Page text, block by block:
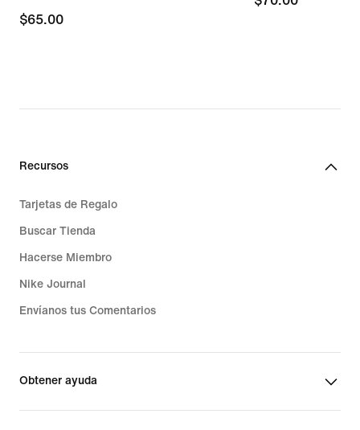
$65.00
$65.00
Recursos
Tarjetas de Regalo
Buscar Tienda
Hacerse Miembro
Nike Journal
Envíanos tus Comentarios
Obtener ayuda